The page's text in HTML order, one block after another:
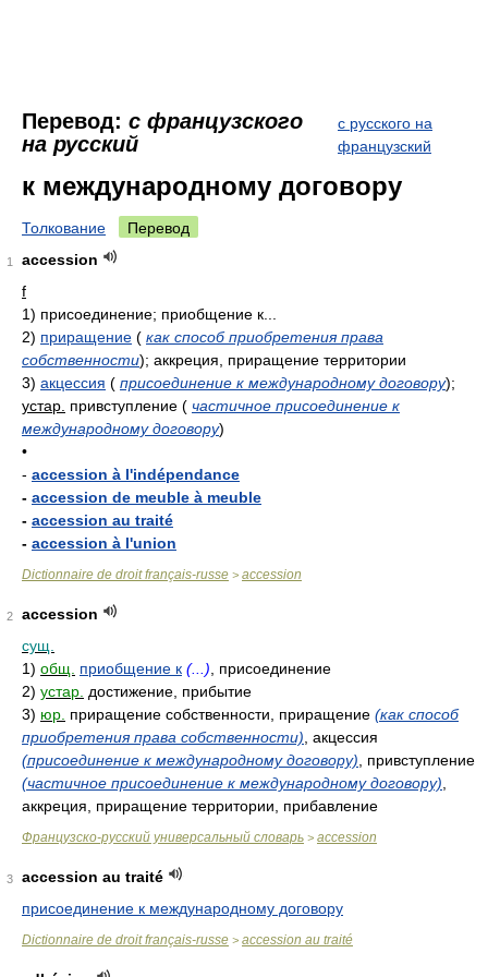
Перевод: с французского
на русский
с русского на
французский
к международному договору
Толкование Перевод
1
accession
f
1) присоединение; приобщение к...
2) приращение ( как способ приобретения права
собственности); аккреция, приращение территории
3) акцессия ( присоединение к международному договору);
устар. привступление ( частичное присоединение к
международному договору)
•
- accession à l'indépendance
- accession de meuble à meuble
- accession au traité
- accession à l'union
Dictionnaire de droit français-russe > accession
2
accession
сущ.
1) общ. приобщение к (...) , присоединение
2) устар. достижение, прибытие
3) юр. приращение собственности, приращение (как способ
приобретения права собственности) , акцессия
(присоединение к международному договору) , привступление
(частичное присоединение к международному договору)
аккреция, приращение территории, прибавление
Французско-русский универсальный словарь > accession
3
accession au traité
присоединение к международному договору
Dictionnaire de droit français-russe > accession au traité